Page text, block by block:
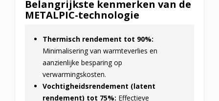
Belangrijkste kenmerken van de
METALPIC-technologie
Thermisch rendement tot 90%:
Minimalisering van warmteverlies en
aanzienlijke besparing op
verwarmingskosten.
Vochtigheidsrendement (latent
rendement) tot 75%: Effectieve